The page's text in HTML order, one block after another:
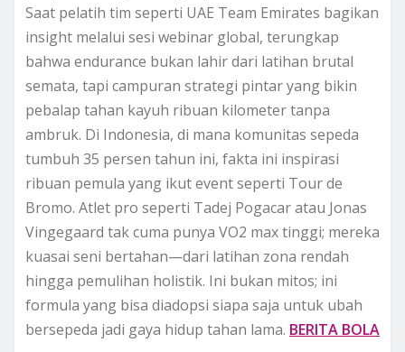
Saat pelatih tim seperti UAE Team Emirates bagikan
insight melalui sesi webinar global, terungkap
bahwa endurance bukan lahir dari latihan brutal
semata, tapi campuran strategi pintar yang bikin
pebalap tahan kayuh ribuan kilometer tanpa
ambruk. Di Indonesia, di mana komunitas sepeda
tumbuh 35 persen tahun ini, fakta ini inspirasi
ribuan pemula yang ikut event seperti Tour de
Bromo. Atlet pro seperti Tadej Pogacar atau Jonas
Vingegaard tak cuma punya VO2 max tinggi; mereka
kuasai seni bertahan—dari latihan zona rendah
hingga pemulihan holistik. Ini bukan mitos; ini
formula yang bisa diadopsi siapa saja untuk ubah
bersepeda jadi gaya hidup tahan lama. BERITA BOLA